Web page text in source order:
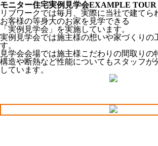
モニター住宅実例見学会EXAMPLE TOUR
リブワークでは毎月、実際に当社で建てら
お客様の等身大のお家を見学できる
「実例見学会」
を実施しています。
実例見学会では施主様の想いや家づくりの
す。
見学会会場では施主様こだわりの間取りの
構造や断熱など性能についてもスタッフが
しています。